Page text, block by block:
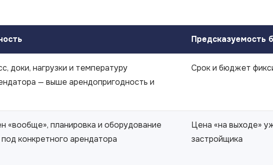
Предсказуемость
доки, нагрузки и температуру
— выше арендопригодность и
Срок и бюджет
«вообще», планировка и оборудование
конкретного арендатора
Цена «на выходе»
застройщика